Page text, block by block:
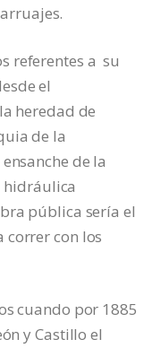
referentes a su
el
heredad de
de la
de la
hidráulica
pública sería el
con los
cuando por 1885
y Castillo el